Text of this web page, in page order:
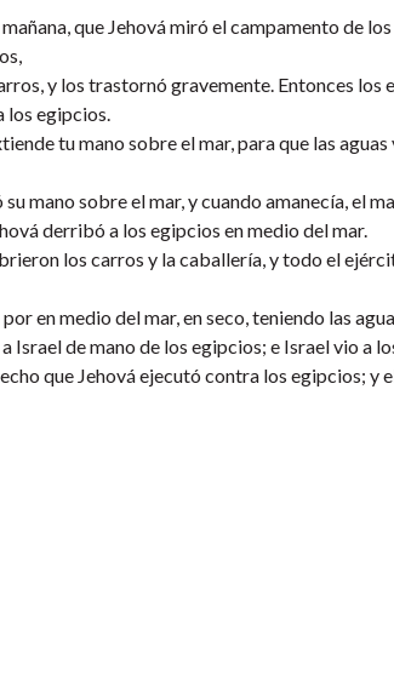
que Jehová miró el campamento de
y los trastornó gravemente. Entonces
los egipcios.
tu mano sobre el mar, para que las
mano sobre el mar, y cuando amanecía, el
derribó a los egipcios en medio del mar.
los carros y la caballería, y todo el
en medio del mar, en seco, teniendo las
Israel de mano de los egipcios; e Israel vio a
que Jehová ejecutó contra los egipcios; y